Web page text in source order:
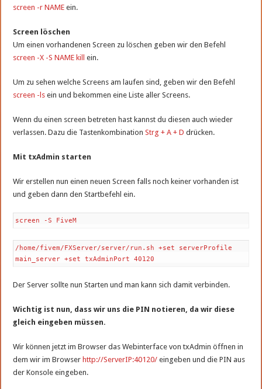
screen -r NAME ein.
Screen löschen
Um einen vorhandenen Screen zu löschen geben wir den Befehl
screen -X -S NAME kill
ein.
Um zu sehen welche Screens am laufen sind, geben wir den Befehl
screen -ls ein und bekommen eine Liste aller Screens.
Wenn du einen screen betreten hast kannst du diesen auch wieder
verlassen. Dazu die TastenkombinationStrg + A + D drücken.
Mit txAdmin starten
Wir erstellen nun einen neuen Screen falls noch keiner vorhanden ist
und geben dann den Startbefehl ein.
screen -S FiveM
/home/fivem/FXServer/server/run.sh +set serverProfile
main_server +set txAdminPort 40120
Der Server sollte nun Starten und man kann sich damit verbinden.
Wichtig ist nun, dass wir uns die PIN notieren, da wir diese
gleich eingeben müssen.
Wir können jetzt im Browser das Webinterface von txAdmin öffnen in
dem wir im Browser http://ServerIP:40120/ eingeben und die PIN aus
der Konsole eingeben.